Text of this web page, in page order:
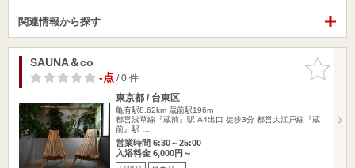
関連情報から探す
お気に入
りに追加
SAUNA＆co
-点/ 0 件
東京都 / 台東区
亀有駅8.62km 蔵前駅196m
都営浅草線『蔵前』駅 A4出口 徒歩3分 都営大江戸線『蔵
前』駅 …
営業時間 6:30～25:00
入浴料金 6,000円～